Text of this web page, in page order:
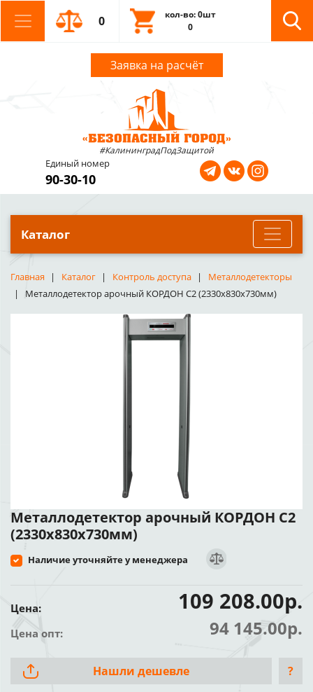
0
кол-во: 0шт
0
Заявка на расчёт
#КалининградПодЗащитой
Единый номер
90-30-10
Каталог
Главная Каталог Контроль доступа
Металлодетекторы
Металлодетектор арочный КОРДОН С2 (2330х830х730мм)
Металлодетектор арочный КОРДОН С2
(2330х830х730мм)
Наличие уточняйте у менеджера
Цена: 109 208.00р.
Цена опт: 94 145.00р.
Нашли дешевле ?